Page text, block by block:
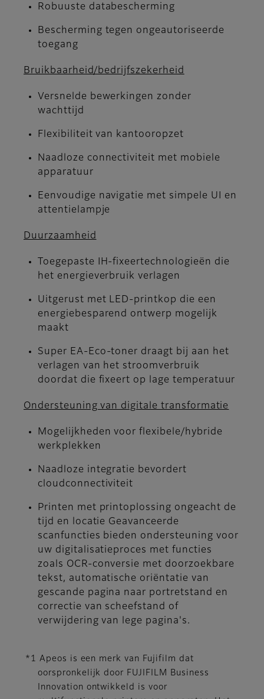
Robuuste databescherming
Bescherming tegen ongeautoriseerde
toegang
Bruikbaarheid/bedrijfszekerheid
Versnelde bewerkingen zonder
wachttijd
Flexibiliteit van kantooropzet
Naadloze connectiviteit met mobiele
apparatuur
Eenvoudige navigatie met simpele UI en
attentielampje
Duurzaamheid
Toegepaste IH-fixeertechnologieën die
het energieverbruik verlagen
Uitgerust met LED-printkop die een
energiebesparend ontwerp mogelijk
maakt
Super EA-Eco-toner draagt bij aan het
verlagen van het stroomverbruik
doordat die fixeert op lage temperatuur
Ondersteuning van digitale transformatie
Mogelijkheden voor flexibele/hybride
werkplekken
Naadloze integratie bevordert
cloudconnectiviteit
Printen met printoplossing ongeacht de
tijd en locatie Geavanceerde
scanfuncties bieden ondersteuning voor
uw digitalisatieproces met functies
zoals OCR-conversie met doorzoekbare
tekst, automatische oriëntatie van
gescande pagina naar portretstand en
correctie van scheefstand of
verwijdering van lege pagina's.
*1 Apeos is een merk van Fujifilm dat
oorspronkelijk door FUJIFILM Business
Innovation ontwikkeld is voor